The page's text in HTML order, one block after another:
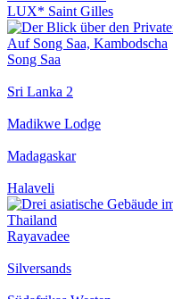
LUX* Saint Gilles
Song Saa
Sri Lanka 2
Madikwe Lodge
Madagaskar
Halaveli
Rayavadee
Silversands